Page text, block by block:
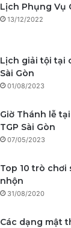
Lịch Phụng Vụ
13/12/2022
Lịch giải tội tại
Sài Gòn
01/08/2023
Giờ Thánh lễ
TGP Sài Gòn
07/05/2023
Top 10 trò
nhộn
31/08/2020
Các dạng mật